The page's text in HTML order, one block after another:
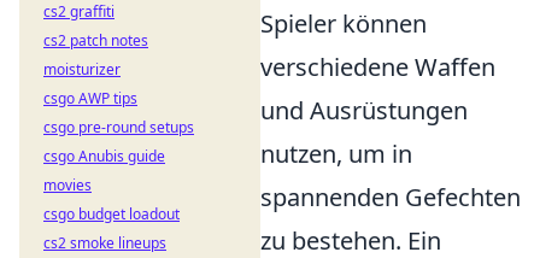
Spieler können
verschiedene Waffen
und Ausrüstungen
nutzen, um in
spannenden Gefechten
zu bestehen. Ein
cs2 graffiti
cs2 patch notes
moisturizer
csgo AWP tips
csgo pre-round setups
csgo Anubis guide
movies
csgo budget loadout
cs2 smoke lineups